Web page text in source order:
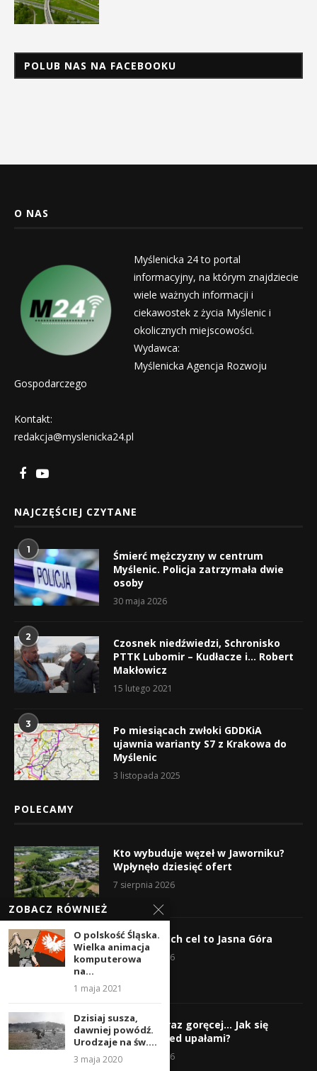
POLUB NAS NA FACEBOOKU
O NAS
Myślenicka 24 to portal
informacyjny, na którym znajdziecie
wiele ważnych informacji i
ciekawostek z życia Myślenic i
okolicznych miejscowości.
Wydawca:
Myślenicka Agencja Rozwoju
Gospodarczego
Kontakt:
redakcja@myslenicka24.pl
NAJCZĘŚCIEJ CZYTANE
1
Śmierć mężczyzny w centrum
Myślenic. Policja zatrzymała dwie
osoby
30 maja 2026
2
Czosnek niedźwiedzi, Schronisko
PTTK Lubomir – Kudłacze i… Robert
Makłowicz
15 lutego 2021
3
Po miesiącach zwłoki GDDKiA
ujawnia warianty S7 z Krakowa do
Myślenic
3 listopada 2025
POLECAMY
Kto wybuduje węzeł w Jaworniku?
Wpłynęło dziesięć ofert
7 sierpnia 2026
Wyruszyli! Ich cel to Jasna Góra
5 sierpnia 2026
Gorąco, coraz goręcej… Jak się
chronić przed upałami?
4 sierpnia 2026
ZOBACZ RÓWNIEŻ
O polskość Śląska.
Wielka animacja
komputerowa
na...
1 maja 2021
Dzisiaj susza,
dawniej powódź.
Urodzaje na św....
3 maja 2020